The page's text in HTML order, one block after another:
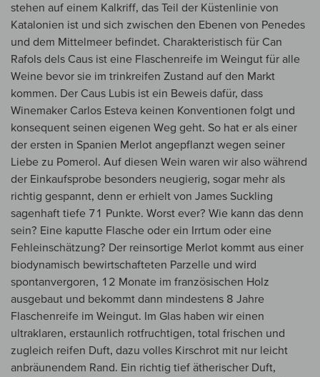
stehen auf einem Kalkriff, das Teil der Küstenlinie von
Katalonien ist und sich zwischen den Ebenen von Penedes
und dem Mittelmeer befindet. Charakteristisch für Can
Rafols dels Caus ist eine Flaschenreife im Weingut für alle
Weine bevor sie im trinkreifen Zustand auf den Markt
kommen. Der Caus Lubis ist ein Beweis dafür, dass
Winemaker Carlos Esteva keinen Konventionen folgt und
konsequent seinen eigenen Weg geht. So hat er als einer
der ersten in Spanien Merlot angepflanzt wegen seiner
Liebe zu Pomerol. Auf diesen Wein waren wir also während
der Einkaufsprobe besonders neugierig, sogar mehr als
richtig gespannt, denn er erhielt von James Suckling
sagenhaft tiefe 71 Punkte. Worst ever? Wie kann das denn
sein? Eine kaputte Flasche oder ein Irrtum oder eine
Fehleinschätzung? Der reinsortige Merlot kommt aus einer
biodynamisch bewirtschafteten Parzelle und wird
spontanvergoren, 12 Monate im französischen Holz
ausgebaut und bekommt dann mindestens 8 Jahre
Flaschenreife im Weingut. Im Glas haben wir einen
ultraklaren, erstaunlich rotfruchtigen, total frischen und
zugleich reifen Duft, dazu volles Kirschrot mit nur leicht
anbräunendem Rand. Ein richtig tief ätherischer Duft,